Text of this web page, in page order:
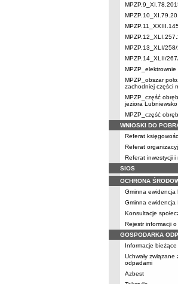
MPZP.13_XLI/
MPZP.14_XLII/
MPZP_elektrownie
MPZP_obszar
zachodniej części
MPZP_część
jeziora Lubniewsko
MPZP_część
WNIOSKI DO
Referat
Referat
Referat inwestycji i
SIOS
OCHRONA
Gminna ewidencja
Gminna ewidencja
Konsultacje
Rejestr informacji
GOSPODARKA
Informacje bieżące
Uchwały związane
odpadami
Azbest